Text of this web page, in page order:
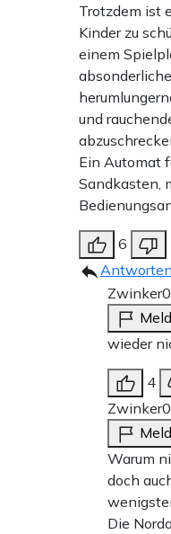
Trotzdem ist
Kinder zu
einem
und
Ein Automat
Sandkasten,
6
Antworten
Zwinker
wieder
4
Zwinker
Warum
doch
Die